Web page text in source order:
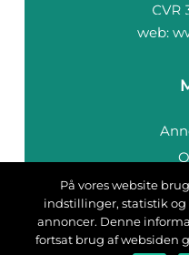
web:
På vores website
indstillinger, statistik
annoncer. Denne
fortsat brug af websiden